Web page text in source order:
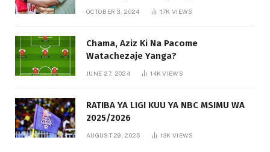
OCTOBER 3, 2024 17KVIEWS
Chama, Aziz Ki Na Pacome
Watachezaje Yanga?
JUNE 27, 2024 14KVIEWS
RATIBA YA LIGI KUU YA NBC MSIMU WA
2025/2026
AUGUST 29, 2025 13KVIEWS